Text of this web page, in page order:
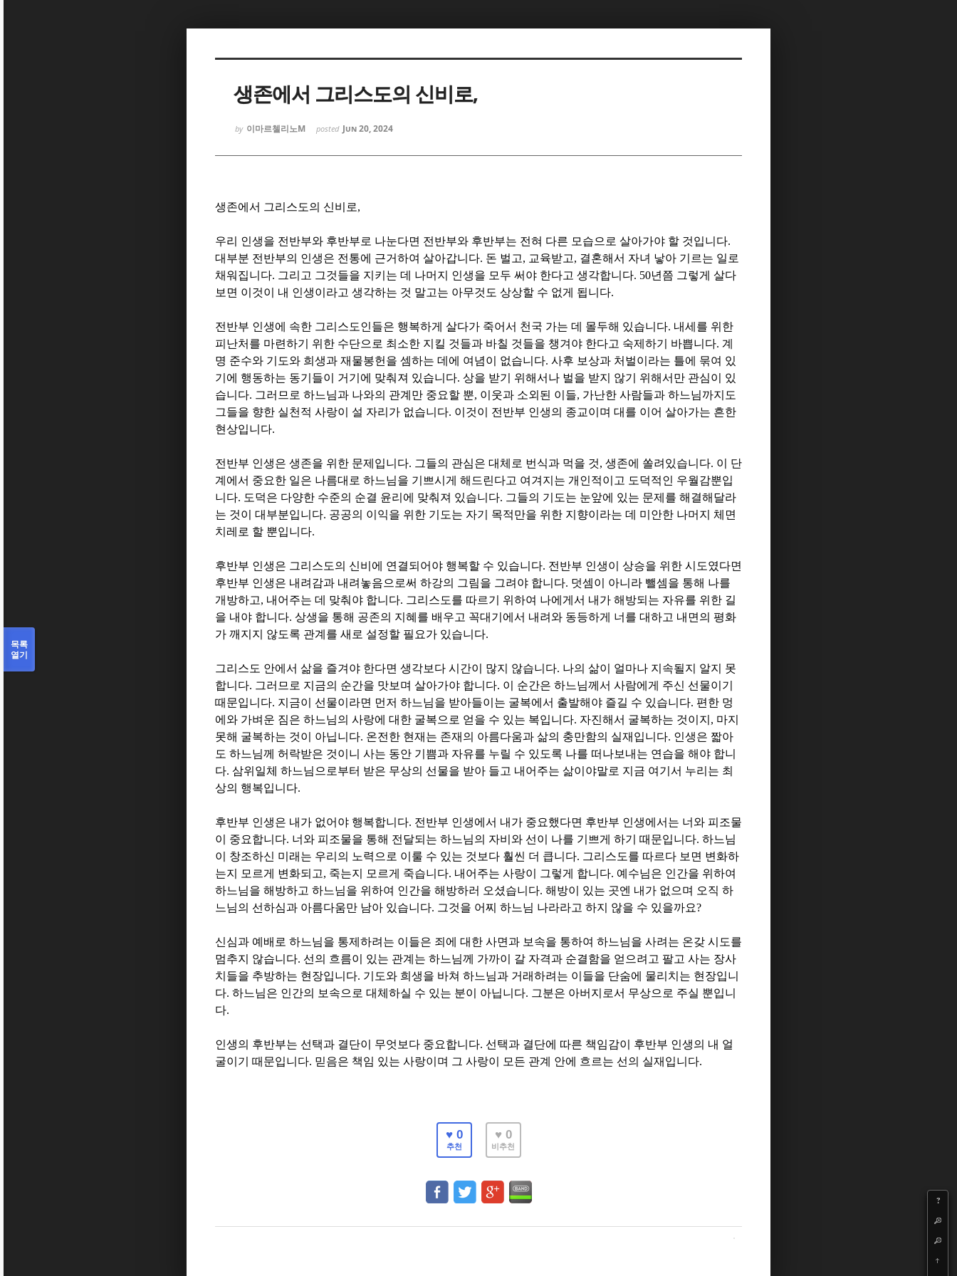
생존에서 그리스도의 신비로,
by 이마르첼리노M posted Jun 20, 2024
?
생존에서 그리스도의 신비로,
우리 인생을 전반부와 후반부로 나눈다면 전반부와 후반부는 전혀 다른 모습으로 살아가야 할 것입니다.
대부분 전반부의 인생은 전통에 근거하여 살아갑니다. 돈 벌고, 교육받고, 결혼해서 자녀 낳아 기르는 일로
채워집니다. 그리고 그것들을 지키는 데 나머지 인생을 모두 써야 한다고 생각합니다. 50년쯤 그렇게 살다
보면 이것이 내 인생이라고 생각하는 것 말고는 아무것도 상상할 수 없게 됩니다.
전반부 인생에 속한 그리스도인들은 행복하게 살다가 죽어서 천국 가는 데 몰두해 있습니다. 내세를 위한
피난처를 마련하기 위한 수단으로 최소한 지킬 것들과 바칠 것들을 챙겨야 한다고 숙제하기 바쁩니다. 계
명 준수와 기도와 희생과 재물봉헌을 셈하는 데에 여념이 없습니다. 사후 보상과 처벌이라는 틀에 묶여 있
기에 행동하는 동기들이 거기에 맞춰져 있습니다. 상을 받기 위해서나 벌을 받지 않기 위해서만 관심이 있
습니다. 그러므로 하느님과 나와의 관계만 중요할 뿐, 이웃과 소외된 이들, 가난한 사람들과 하느님까지도
그들을 향한 실천적 사랑이 설 자리가 없습니다. 이것이 전반부 인생의 종교이며 대를 이어 살아가는 흔한
현상입니다.
전반부 인생은 생존을 위한 문제입니다. 그들의 관심은 대체로 번식과 먹을 것, 생존에 쏠려있습니다. 이 단
계에서 중요한 일은 나름대로 하느님을 기쁘시게 해드린다고 여겨지는 개인적이고 도덕적인 우월감뿐입
니다. 도덕은 다양한 수준의 순결 윤리에 맞춰져 있습니다. 그들의 기도는 눈앞에 있는 문제를 해결해달라
는 것이 대부분입니다. 공공의 이익을 위한 기도는 자기 목적만을 위한 지향이라는 데 미안한 나머지 체면
치레로 할 뿐입니다.
후반부 인생은 그리스도의 신비에 연결되어야 행복할 수 있습니다. 전반부 인생이 상승을 위한 시도였다면
후반부 인생은 내려감과 내려놓음으로써 하강의 그림을 그려야 합니다. 덧셈이 아니라 뺄셈을 통해 나를
개방하고, 내어주는 데 맞춰야 합니다. 그리스도를 따르기 위하여 나에게서 내가 해방되는 자유를 위한 길
을 내야 합니다. 상생을 통해 공존의 지혜를 배우고 꼭대기에서 내려와 동등하게 너를 대하고 내면의 평화
가 깨지지 않도록 관계를 새로 설정할 필요가 있습니다.
그리스도 안에서 삶을 즐겨야 한다면 생각보다 시간이 많지 않습니다. 나의 삶이 얼마나 지속될지 알지 못
합니다. 그러므로 지금의 순간을 맛보며 살아가야 합니다. 이 순간은 하느님께서 사람에게 주신 선물이기
때문입니다. 지금이 선물이라면 먼저 하느님을 받아들이는 굴복에서 출발해야 즐길 수 있습니다. 편한 멍
에와 가벼운 짐은 하느님의 사랑에 대한 굴복으로 얻을 수 있는 복입니다. 자진해서 굴복하는 것이지 , 마지
못해 굴복하는 것이 아닙니다. 온전한 현재는 존재의 아름다움과 삶의 충만함의 실재입니다. 인생은 짧아
도 하느님께 허락받은 것이니 사는 동안 기쁨과 자유를 누릴 수 있도록 나를 떠나보내는 연습을 해야 합니
다. 삼위일체 하느님으로부터 받은 무상의 선물을 받아 들고 내어주는 삶이야말로 지금 여기서 누리는 최
상의 행복입니다.
후반부 인생은 내가 없어야 행복합니다. 전반부 인생에서 내가 중요했다면 후반부 인생에서는 너와 피조물
이 중요합니다. 너와 피조물을 통해 전달되는 하느님의 자비와 선이 나를 기쁘게 하기 때문입니다. 하느님
이 창조하신 미래는 우리의 노력으로 이룰 수 있는 것보다 훨씬 더 큽니다. 그리스도를 따르다 보면 변화하
는지 모르게 변화되고, 죽는지 모르게 죽습니다. 내어주는 사랑이 그렇게 합니다. 예수님은 인간을 위하여
하느님을 해방하고 하느님을 위하여 인간을 해방하러 오셨습니다. 해방이 있는 곳엔 내가 없으며 오직 하
느님의 선하심과 아름다움만 남아 있습니다. 그것을 어찌 하느님 나라라고 하지 않을 수 있을까요?
신심과 예배로 하느님을 통제하려는 이들은 죄에 대한 사면과 보속을 통하여 하느님을 사려는 온갖 시도를
멈추지 않습니다. 선의 흐름이 있는 관계는 하느님께 가까이 갈 자격과 순결함을 얻으려고 팔고 사는 장사
치들을 추방하는 현장입니다. 기도와 희생을 바쳐 하느님과 거래하려는 이들을 단숨에 물리치는 현장입니
다. 하느님은 인간의 보속으로 대체하실 수 있는 분이 아닙니다. 그분은 아버지로서 무상으로 주실 뿐입니
다.
인생의 후반부는 선택과 결단이 무엇보다 중요합니다. 선택과 결단에 따른 책임감이 후반부 인생의 내 얼
굴이기 때문입니다. 믿음은 책임 있는 사랑이며 그 사랑이 모든 관계 안에 흐르는 선의 실재입니다.
♥ 0
추천
♥ 0
비추천
목록
열기
Sketchbook5, 스케치북5
Sketchbook5, 스케치북5